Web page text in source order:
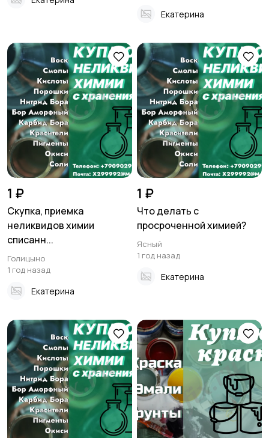
Екатерина
1 ₽
Скупка, приемка
неликвидов химии
списанн...
Голицыно
1 год назад
Екатерина
1 ₽
Что делать с
просроченной химией?
Ясный
1 год назад
Екатерина